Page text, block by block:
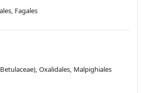
Fagales
Oxalidales, Malpighiales